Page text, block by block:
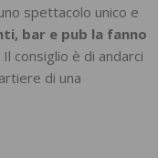
spettacolo unico e
bar e pub la fanno
consiglio è di andarci
di una